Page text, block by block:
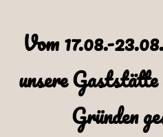
Vom 17.08.-
unsere
Gründen